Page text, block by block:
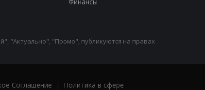
"Актуально", "Промо", публикуются на правах
Соглашение |
Политика в сфере